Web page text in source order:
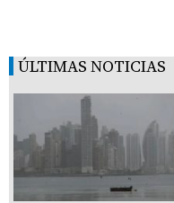
ÚLTIMAS NOTICIAS